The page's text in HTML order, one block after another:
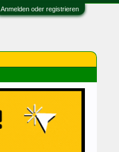
Anmelden oder registrieren